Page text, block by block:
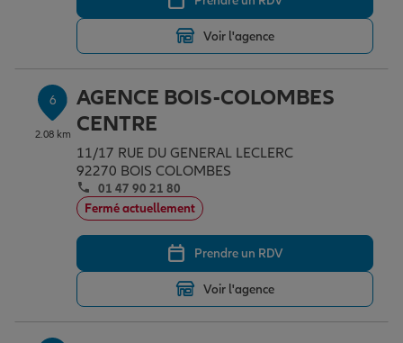
Voir l'agence
6
2.08 km
AGENCE BOIS-COLOMBES
CENTRE
11/17 RUE DU GENERAL LECLERC
92270 BOIS COLOMBES
01 47 90 21 80
Fermé actuellement
Prendre un RDV
Voir l'agence